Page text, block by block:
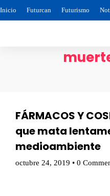
Inicio Futurcan Futurismo
FÁRMACOS Y
que mata
medioambiente
octubre 24, 2019 • 0